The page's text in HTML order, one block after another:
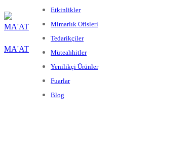
MA'AT
Etkinlikler
Mimarlık Ofisleri
Tedarikçiler
Müteahhitler
Yenilikçi Ürünler
Fuarlar
Blog